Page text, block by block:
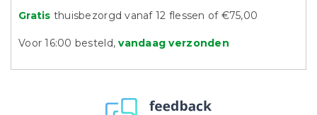
Gratis thuisbezorgd vanaf 12 flessen of €75,00
Voor 16:00 besteld,vandaag verzonden